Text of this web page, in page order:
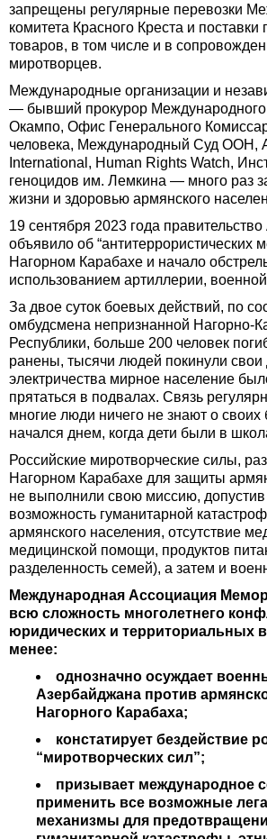
запрещены регулярные перевозки
комитета Красного Креста и поставки
товаров, в том числе и в
миротворцев.
Международные организации и
— бывший прокурор Международного
Окампо, Офис Генерального
человека, Международный Суд ООН,
International, Human Rights Watch,
геноцидов им. Лемкина — много раз
жизни и здоровью армянского
19 сентября 2023 года
объявило об “антитеррористических
Нагорном Карабахе и начало
использованием артиллерии,
За двое суток боевых действий, по
омбудсмена непризнанной Нагорно-
Республики, больше 200 человек
ранены, тысячи людей покинули
электричества мирное население
прятаться в подвалах. Связь
многие люди ничего не знают о своих
начался днем, когда дети были в
Российские миротворческие силы,
Нагорном Карабахе для защиты
не выполнили свою миссию, допустив
возможность гуманитарной
армянского населения, отсутствие
медицинской помощи, продуктов
разделенность семей), а затем и
Международная Ассоциация
всю сложность многолетнего
юридических и территориальных
менее:
однозначно осуждает
Азербайджана против
Нагорного Карабаха;
констатирует бездействие
“миротворческих сил”;
призывает международное
применить все возможные
механизмы для